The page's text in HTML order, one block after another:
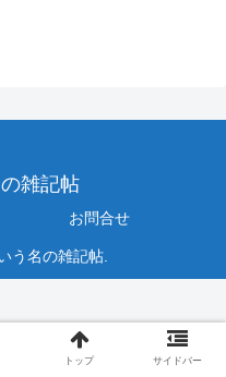
雑記帖
お問合せ
う名の雑記帖.
トップ サイドバー